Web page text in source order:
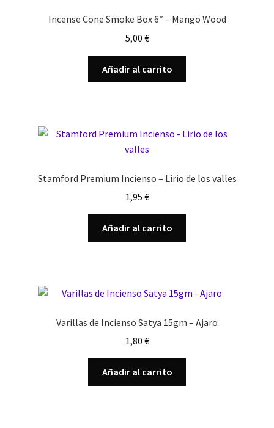
Incense Cone Smoke Box 6″ – Mango Wood
5,00 €
Añadir al carrito
Stamford Premium Incienso – Lirio de los valles
1,95 €
Añadir al carrito
Varillas de Incienso Satya 15gm – Ajaro
1,80 €
Añadir al carrito